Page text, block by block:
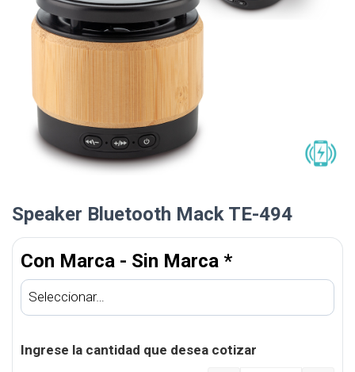
Speaker Bluetooth Mack TE-494
Con Marca - Sin Marca *
Ingrese la cantidad que desea cotizar